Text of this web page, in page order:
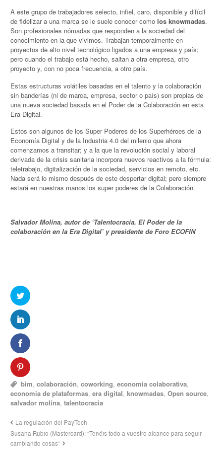
A este grupo de trabajadores selecto, infiel, caro, disponible y difícil
de fidelizar a una marca se le suele conocer comolos knowmadas.
Son profesionales nómadas que responden a la sociedad del
conocimiento en la que vivimos. Trabajan temporalmente en
proyectos de alto nivel tecnológico ligados a una empresa y país;
pero cuando el trabajo está hecho, saltan a otra empresa, otro
proyecto y, con no poca frecuencia, a otro país.
Estas estructuras volátiles basadas en el talento y la colaboración
sin banderías (ni de marca, empresa, sector o país) son propias de
una nueva sociedad basada en el Poder de la Colaboración en esta
Era Digital.
Estos son algunos de los Super Poderes de los Superhéroes de la
Economía Digital y de la Industria 4.0 del milenio que ahora
comenzamos a transitar; y a la que la revolución social y laboral
derivada de la crisis sanitaria incorpora nuevos reactivos a la fórmula:
teletrabajo, digitalización de la sociedad, servicios en remoto, etc.
Nada será lo mismo después de este despertar digital; pero siempre
estará en nuestras manos los super poderes de la Colaboración.
Salvador Molina, autor de ‘Talentocracia. El Poder de la
colaboración en la Era Digital’ y presidente de Foro ECOFIN
bim,colaboración,coworking,economia colaborativa,
economia de plataformas,era digital,knowmadas,Open source,
salvador molina,talentocracia
La regulación del PayTech
Susana Rubio (Mastercard): “Tenéis todo a vuestro alcance para seguir
cambiando cosas”